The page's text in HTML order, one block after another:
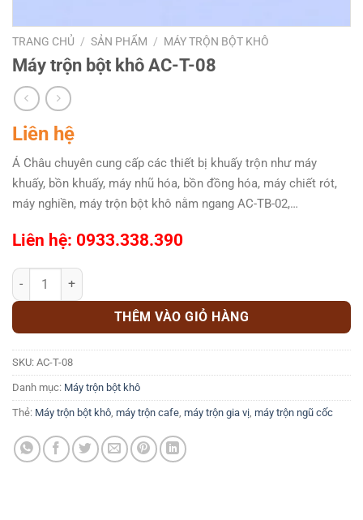
TRANG CHỦ / SẢN PHẨM / MÁY TRỘN BỘT KHÔ
Máy trộn bột khô AC-T-08
Liên hệ
Á Châu chuyên cung cấp các thiết bị khuấy trộn như máy
khuấy, bồn khuấy, máy nhũ hóa, bồn đồng hóa, máy chiết rót,
máy nghiền, máy trộn bột khô nằm ngang AC-TB-02,…
Liên hệ: 0933.338.390
Máy trộn bột khô AC-T-08 số lượng
THÊM VÀO GIỎ HÀNG
SKU: AC-T-08
Danh mục: Máy trộn bột khô
Thẻ: Máy trộn bột khô, máy trộn cafe, máy trộn gia vị, máy trộn ngũ cốc